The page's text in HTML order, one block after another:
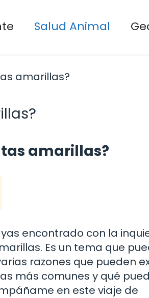
Salud Animal
amarillas?
encontrado con la
Es un tema que
razones que pueden
más comunes y qué
en este viaje de